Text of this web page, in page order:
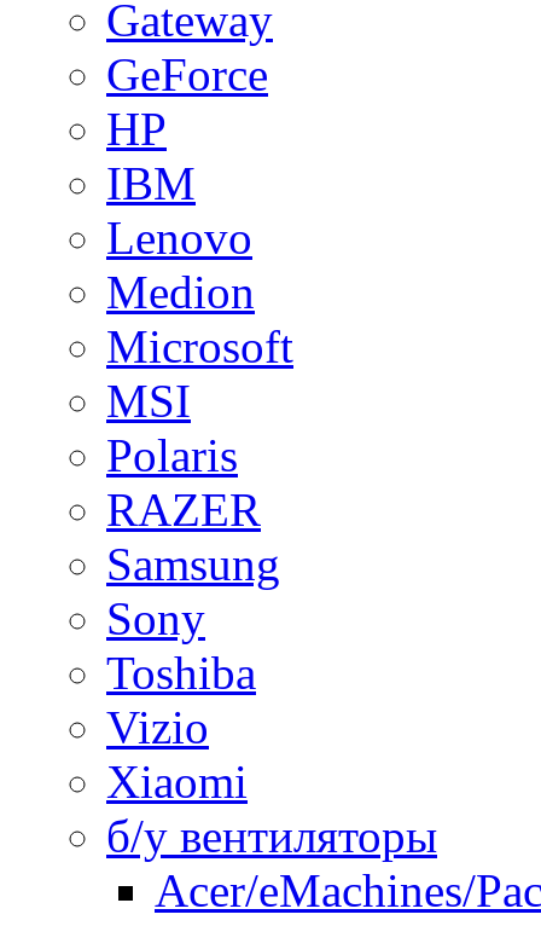
Gateway
GeForce
HP
IBM
Lenovo
Medion
Microsoft
MSI
Polaris
RAZER
Samsung
Sony
Toshiba
Vizio
Xiaomi
б/у вентиляторы
Acer/eMachines/